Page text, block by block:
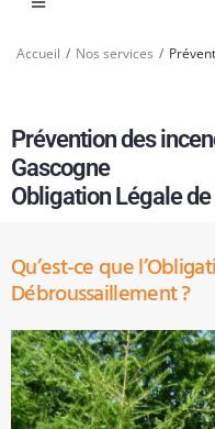
Accueil / Nos services /
Prévention des
Gascogne
Obligation Légale
Qu’est-ce que
Débroussaillement ?